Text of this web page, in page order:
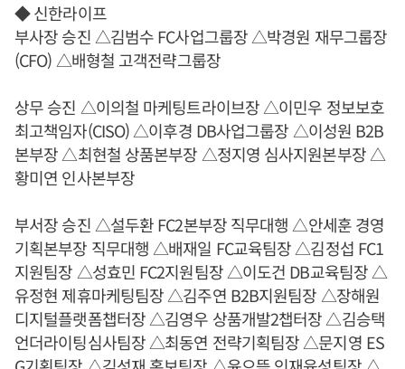
◆ 신한라이프
부사장 승진 △김범수 FC사업그룹장 △박경원 재무그룹장
(CFO) △배형철 고객전략그룹장
상무 승진 △이의철 마케팅트라이브장 △이민우 정보보호
최고책임자(CISO) △이후경 DB사업그룹장 △이성원 B2B
본부장 △최현철 상품본부장 △정지영 심사지원본부장 △
황미연 인사본부장
부서장 승진 △설두환 FC2본부장 직무대행 △안세훈 경영
기획본부장 직무대행 △배재일 FC교육팀장 △김정섭 FC1
지원팀장 △성효민 FC2지원팀장 △이도건 DB교육팀장 △
유정현 제휴마케팅팀장 △김주연 B2B지원팀장 △장해원
디지털플랫폼챕터장 △김영우 상품개발2챕터장 △김승택
언더라이팅심사팀장 △최동연 전략기획팀장 △문지영 ES